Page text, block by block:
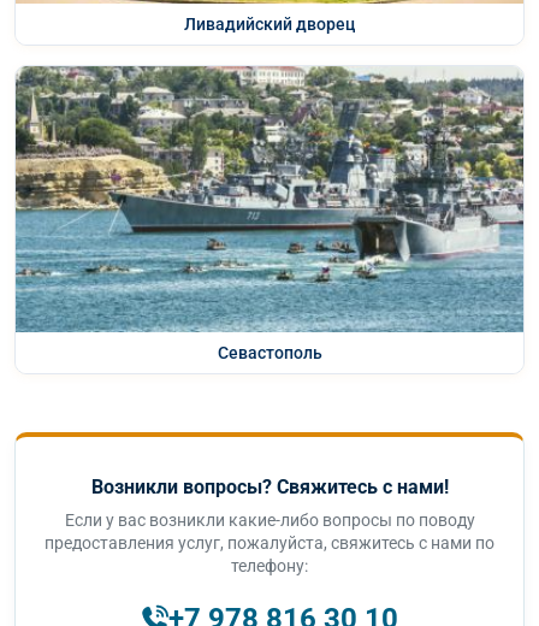
Ливадийский дворец
Севастополь
Возникли вопросы? Свяжитесь с нами!
Если у вас возникли какие-либо вопросы по поводу
предоставления услуг, пожалуйста, свяжитесь с нами по
телефону:
+7 978 816 30 10